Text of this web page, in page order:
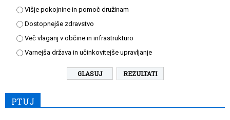
Višje pokojnine in pomoč družinam
Dostopnejše zdravstvo
Več vlaganj v občine in infrastrukturo
Varnejša država in učinkovitejše upravljanje
REZULTATI
PTUJ